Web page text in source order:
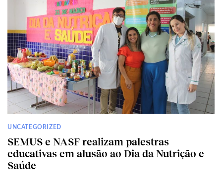
UNCATEGORIZED
SEMUS e NASF realizam palestras
educativas em alusão ao Dia da Nutrição e
Saúde